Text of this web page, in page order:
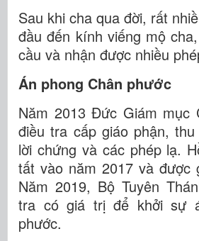
Sau khi cha qua đời, rất
đầu đến kính viếng mộ
cầu và nhận được nhiều
Án phong Chân phước
Năm 2013 Đức Giám mục
điều tra cấp giáo phận,
lời chứng và các phép lạ.
tất vào năm 2017 và được
Năm 2019, Bộ Tuyên
tra có giá trị để khởi sự
phước.